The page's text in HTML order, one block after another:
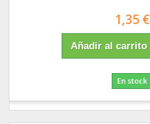
1,35 €
Añadir al carrito
En stock